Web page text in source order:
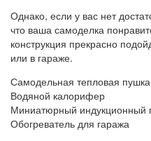
Однако, если у вас нет
что ваша самоделка
конструкция прекрасно
или в гараже.
Самодельная тепловая пушка
Водяной калорифер
Миниатюрный индукционный
Обогреватель для гаража